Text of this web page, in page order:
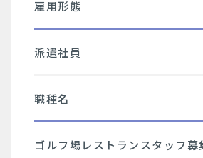
雇用形態
派遣社員
職種名
ゴルフ場レストランスタッフ募